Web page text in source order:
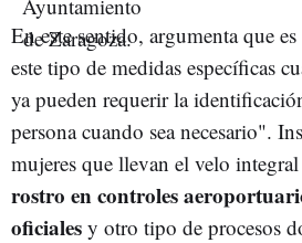
En este sentido, argumenta que
este tipo de medidas específicas
ya pueden requerir la
persona cuando sea necesario".
mujeres que llevan el velo integral
rostro en controles
oficiales y otro tipo de procesos